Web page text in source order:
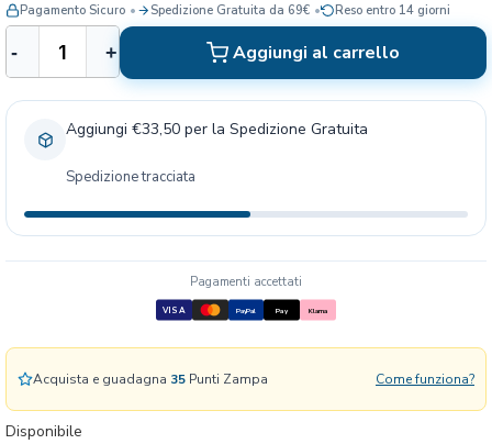
Disponibile
r
o
t
A
c
A
- + Aggiungi al carrello
Pagamento Sicuro Spedizione Gratuita da 69€ Reso entro 14 giorni
Aggiungi €33,50 per la Spedizione Gratuita
Spedizione tracciata
Acquista e guadagna 35 Punti Zampa Come funziona?
Pagamenti accettati
VISA PayPal Pay Klarna